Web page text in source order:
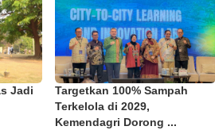
Jadi
Targetkan 100% Sampah
Terkelola di 2029,
Kemendagri Dorong ...